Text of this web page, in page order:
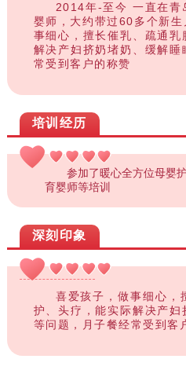
2014年-至今 一直在青
婴师，大约带过60多个新
事细心，擅长催乳、疏通
解决产妇挤奶堵奶、缓解
常受到客户的称赞
培训经历
参加了暖心全方位母婴
育婴师等培训
深刻印象
喜爱孩子，做事细心，
护、头疗，能实际解决产妇
等问题，月子餐经常受到客